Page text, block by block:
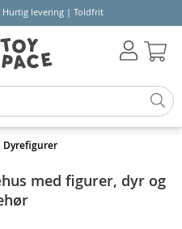
levering | Toldfrit
Dyrefigurer
med figurer, dyr og